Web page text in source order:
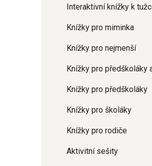
Interaktivní knížky k
Knížky pro miminka
Knížky pro nejmenší
Knížky pro předškoláky
Knížky pro předškoláky
Knížky pro školáky
Knížky pro rodiče
Aktivitní sešity